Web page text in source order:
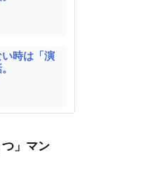
時は「演
」マン